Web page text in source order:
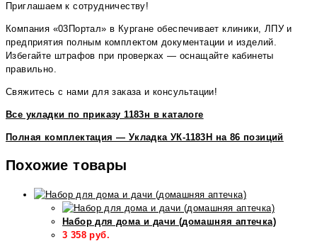
Приглашаем к сотрудничеству!
Компания «03Портал» в Кургане обеспечивает клиники, ЛПУ и
предприятия полным комплектом документации и изделий.
Избегайте штрафов при проверках — оснащайте кабинеты
правильно.
Свяжитесь с нами для заказа и консультации!
Все укладки по приказу 1183н в каталоге
Полная комплектация — Укладка УК-1183Н на 86 позиций
Похожие товары
Набор для дома и дачи (домашняя аптечка)
3 358 руб.